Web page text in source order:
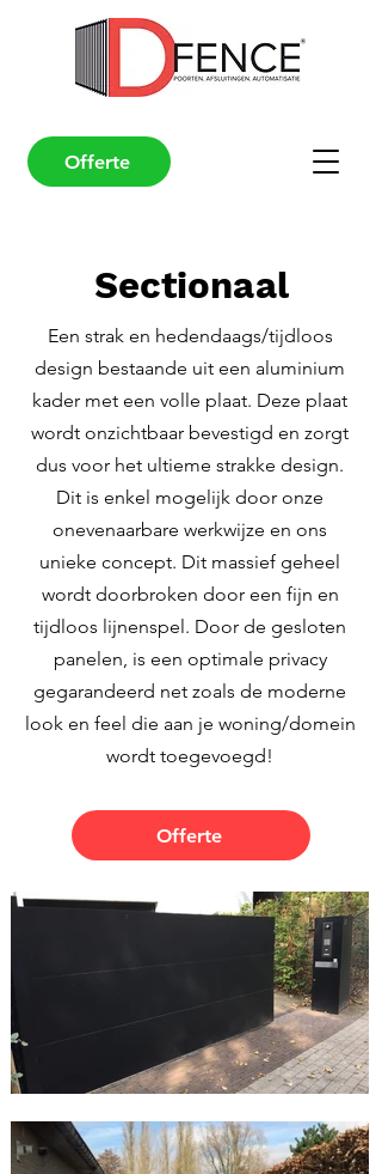
Offerte
Sectionaal
Een strak en hedendaags/tijdloos
design bestaande uit een aluminium
kader met een volle plaat. Deze plaat
wordt onzichtbaar bevestigd en zorgt
dus voor het ultieme strakke design.
Dit is enkel mogelijk door onze
onevenaarbare werkwijze en ons
unieke concept. Dit massief geheel
wordt doorbroken door een fijn en
tijdloos lijnenspel. Door de gesloten
panelen, is een optimale privacy
gegarandeerd net zoals de moderne
look en feel die aan je woning/domein
wordt toegevoegd!
Offerte